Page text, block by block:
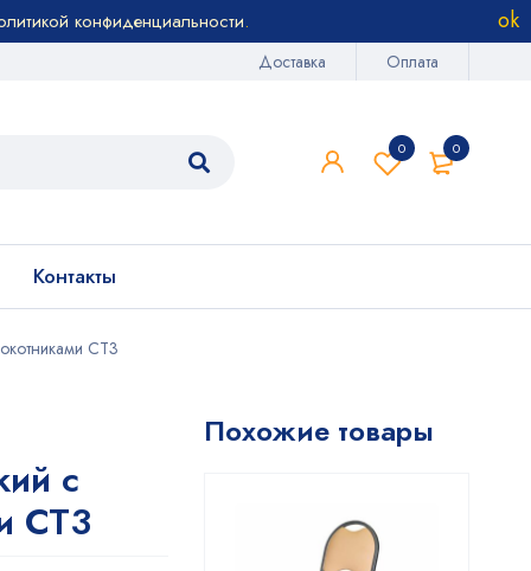
конфиденциальности.
Доставка Оплата
0
0
Контакты
СТ3
с
СТ3
Похожие товары